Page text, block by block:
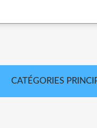
CATÉGORIES